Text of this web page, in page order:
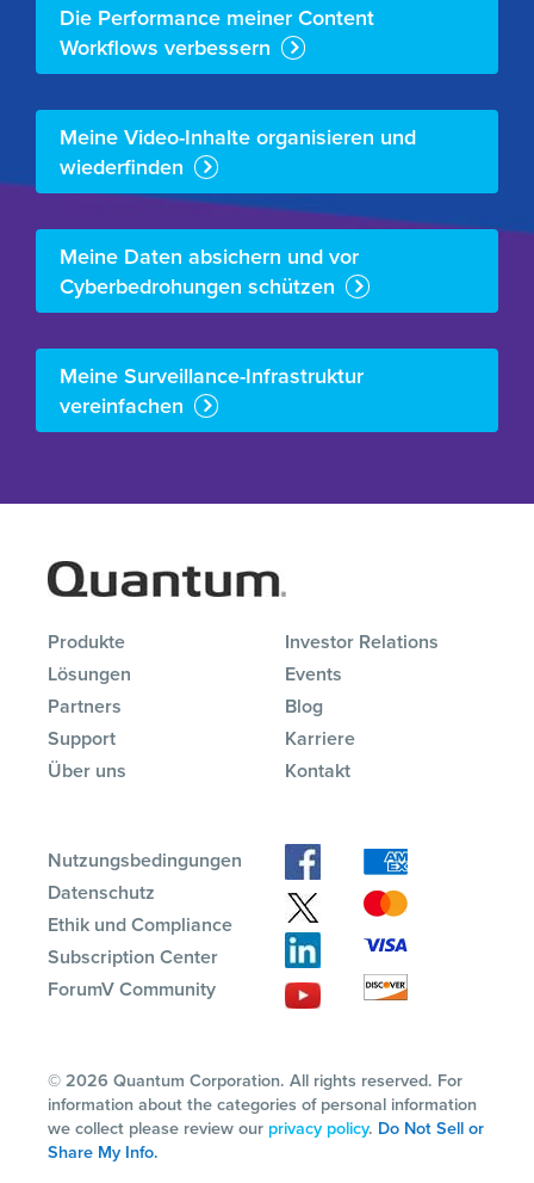
Die Performance meiner Content
Workflows verbessern
Meine Video-Inhalte organisieren und
wiederfinden
Meine Daten absichern und vor
Cyberbedrohungen schützen
Meine Surveillance-Infrastruktur
vereinfachen
Produkte
Lösungen
Partners
Support
Über uns
Investor Relations
Events
Blog
Karriere
Kontakt
Nutzungsbedingungen
Datenschutz
Ethik und Compliance
Subscription Center
ForumV Community
© 2026 Quantum Corporation. All rights reserved. For
information about the categories of personal information
we collect please review our privacy policy. Do Not Sell or
Share My Info.